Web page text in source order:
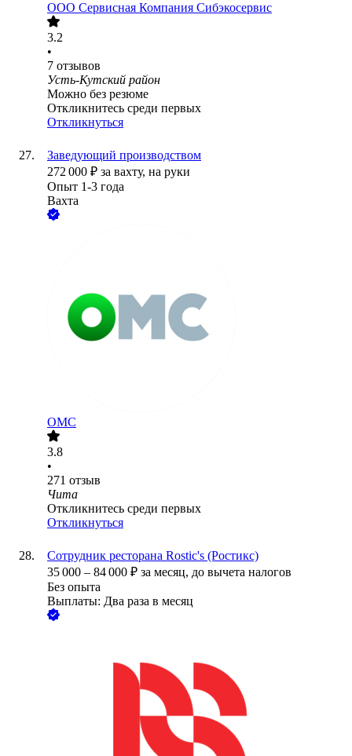
ООО Сервисная Компания Сибэкосервис
3.2
•
7 отзывов
Усть-Кутский район
Можно без резюме
Откликнитесь среди первых
Откликнуться
Заведующий производством
272 000 ₽ за вахту, на руки
Опыт 1-3 года
Вахта
ОМС
3.8
•
271 отзыв
Чита
Откликнитесь среди первых
Откликнуться
Сотрудник ресторана Rostic's (Ростикс)
35 000 – 84 000 ₽ за месяц, до вычета налогов
Без опыта
Выплаты: Два раза в месяц